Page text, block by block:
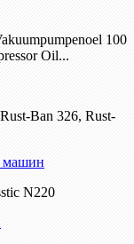
100
Oil...
Ban 326, Rust-
машин
N220